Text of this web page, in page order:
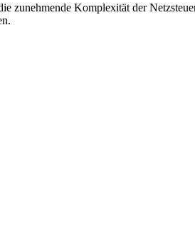
zunehmende Komplexität der